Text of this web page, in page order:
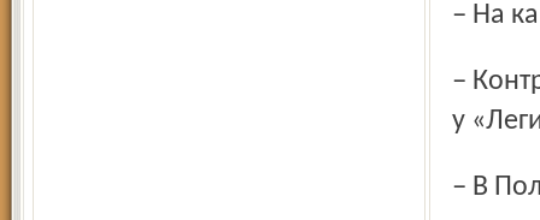
– На
– Контракт заключен на три года. «Шинник» выкупил меня
у
– В